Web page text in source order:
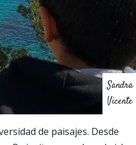
Sandra
Vicente
de paisajes. Desde